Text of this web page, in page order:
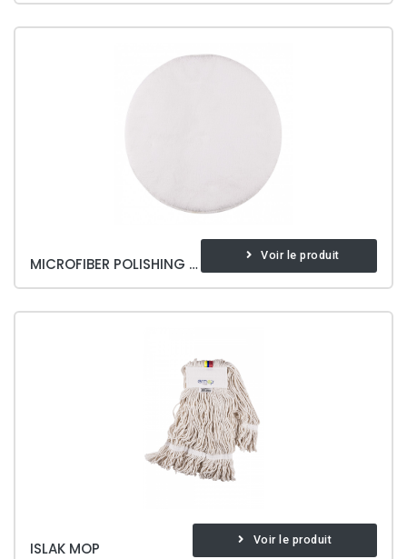
MICROFIBER POLISHING PAD Voir le produit
ISLAK MOP Voir le produit